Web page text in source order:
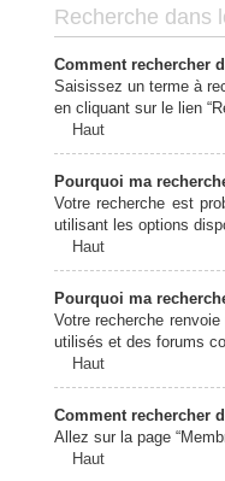
Recherche dans
Comment rechercher
Saisissez un terme à
en cliquant sur le lien
Haut
Pourquoi ma
Votre recherche est
utilisant les options
Haut
Pourquoi ma
Votre recherche
utilisés et des forums
Haut
Comment rechercher
Allez sur la page
Haut